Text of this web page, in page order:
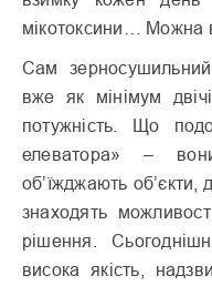
мікотоксини… Можна
Сам
вже як мінімум
потужність. Що
елеватора» –
об’їжджають об’єкти,
знаходять
рішення.
висока якість,